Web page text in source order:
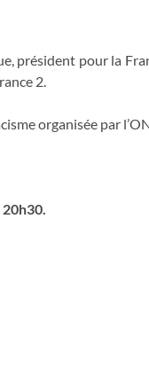
président pour la
2.
organisée par